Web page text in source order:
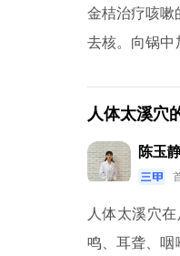
金桔治疗咳嗽
去核。向锅中
人体太溪穴
陈玉
人体太溪穴
鸣、耳聋、咽